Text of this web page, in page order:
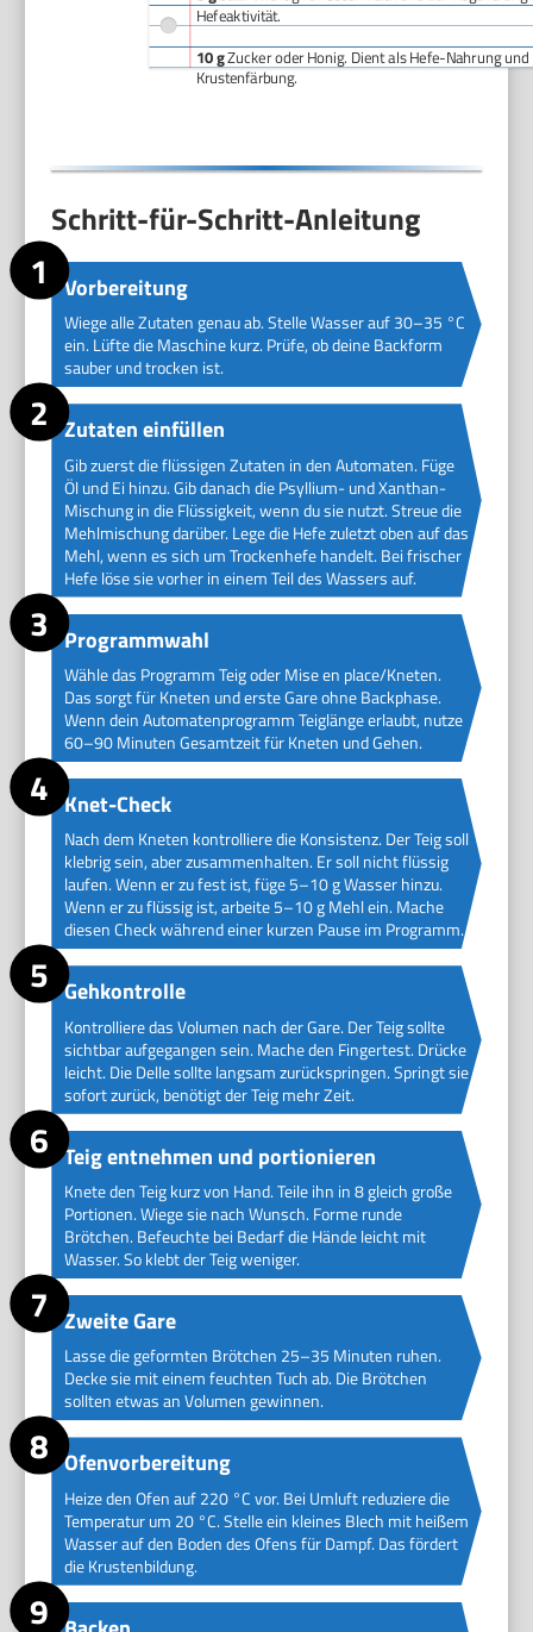
Hefeaktivität.
10 gZucker oder Honig. Dient als Hefe-Nahrung
Krustenfärbung.
Schritt-für-Schritt-Anleitung
Vorbereitung
Wiege alle Zutaten genau ab. Stelle Wasser auf 30–35 °C
ein. Lüfte die Maschine kurz. Prüfe, ob deine Backform
sauber und trocken ist.
Zutaten einfüllen
Gib zuerst die flüssigen Zutaten in den Automaten. Füge
Öl und Ei hinzu. Gib danach die Psyllium- und Xanthan-
Mischung in die Flüssigkeit, wenn du sie nutzt. Streue die
Mehlmischung darüber. Lege die Hefe zuletzt oben auf das
Mehl, wenn es sich um Trockenhefe handelt. Bei frischer
Hefe löse sie vorher in einem Teil des Wassers auf.
Programmwahl
Wähle das Programm Teig oder Mise en place/Kneten.
Das sorgt für Kneten und erste Gare ohne Backphase.
Wenn dein Automatenprogramm Teiglänge erlaubt, nutze
60–90 Minuten Gesamtzeit für Kneten und Gehen.
Knet-Check
Nach dem Kneten kontrolliere die Konsistenz. Der Teig soll
klebrig sein, aber zusammenhalten. Er soll nicht flüssig
laufen. Wenn er zu fest ist, füge 5–10 g Wasser hinzu.
Wenn er zu flüssig ist, arbeite 5–10 g Mehl ein. Mache
diesen Check während einer kurzen Pause im Programm.
Gehkontrolle
Kontrolliere das Volumen nach der Gare. Der Teig sollte
sichtbar aufgegangen sein. Mache den Fingertest. Drücke
leicht. Die Delle sollte langsam zurückspringen. Springt sie
sofort zurück, benötigt der Teig mehr Zeit.
Teig entnehmen und portionieren
Knete den Teig kurz von Hand. Teile ihn in 8 gleich große
Portionen. Wiege sie nach Wunsch. Forme runde
Brötchen. Befeuchte bei Bedarf die Hände leicht mit
Wasser. So klebt der Teig weniger.
Zweite Gare
Lasse die geformten Brötchen 25–35 Minuten ruhen.
Decke sie mit einem feuchten Tuch ab. Die Brötchen
sollten etwas an Volumen gewinnen.
Ofenvorbereitung
Heize den Ofen auf 220 °C vor. Bei Umluft reduziere die
Temperatur um 20 °C. Stelle ein kleines Blech mit heißem
Wasser auf den Boden des Ofens für Dampf. Das fördert
die Krustenbildung.